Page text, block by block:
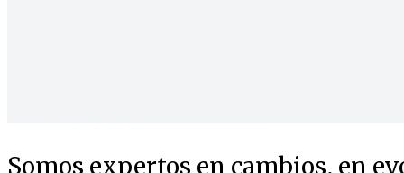
Somos expertos en cambios, en